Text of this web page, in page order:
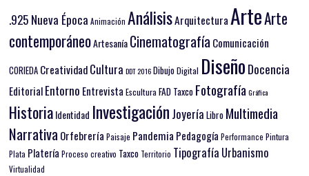
.925 Nueva Época Animación AnálisisArquitecturaArteArte
contemporáneoArtesaníaCinematografíaComunicación
CORIEDA CreatividadCultura DDT 2016 DibujoDigital DiseñoDocencia
EditorialEntorno Entrevista EsculturaFAD Taxco Fotografía Gráfica
HistoriaIdentidad Investigación Joyería Libro Multimedia
Narrativa Orfebrería Paisaje Pandemia Pedagogía Performance Pintura
Plata Platería Proceso creativo Taxco Territorio Tipografía Urbanismo
Virtualidad